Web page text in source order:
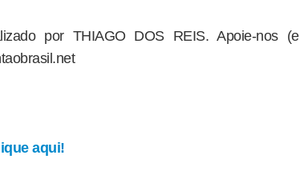
por THIAGO DOS REIS. Apoie-nos (e
aqui!